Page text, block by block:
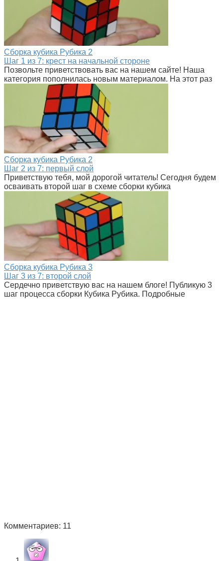
Сборка кубика Рубика 2
Шаг 1 из 7: крест на начальной стороне
Позвольте приветствовать вас на нашем сайте! Наша
категория пополнилась новым материалом. На этот раз
Сборка кубика Рубика 2
Шаг 2 из 7: первый слой
Приветствую тебя, мой дорогой читатель! Сегодня будем
осваивать второй шаг в схеме сборки кубика
Сборка кубика Рубика 3
Шаг 3 из 7: второй слой
Сердечно приветствую вас на нашем блоге! Публикую 3
шаг процесса сборки Кубика Рубика. Подробные
Комментариев: 11